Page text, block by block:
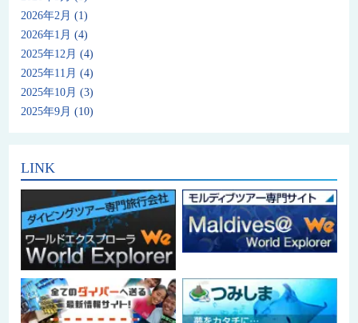
2026年2月 (1)
2026年1月 (4)
2025年12月 (4)
2025年11月 (4)
2025年10月 (3)
2025年9月 (10)
LINK